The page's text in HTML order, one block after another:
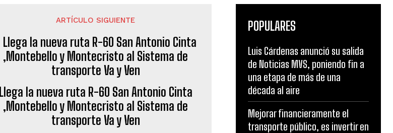
ARTÍCULO SIGUIENTE
Llega la nueva ruta R-60 San Antonio Cinta
,Montebello y Montecristo al Sistema de
transporte Va y Ven
POPULARES
Luis Cárdenas anunció su salida
de Noticias MVS, poniendo fin a
una etapa de más de una
década al aire
Mejorar financieramente el
transporte público, es invertir en